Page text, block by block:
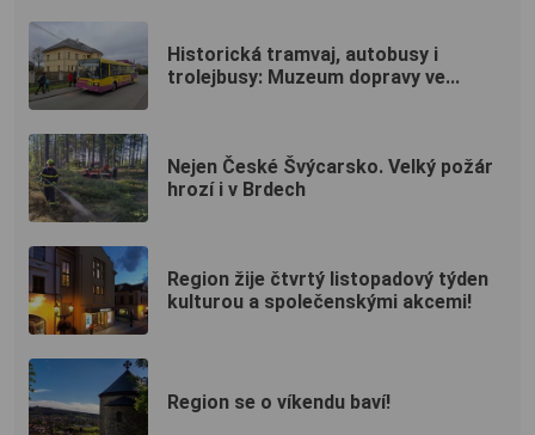
Historická tramvaj, autobusy i
trolejbusy: Muzeum dopravy ve...
Nejen České Švýcarsko. Velký požár
hrozí i v Brdech
Region žije čtvrtý listopadový týden
kulturou a společenskými akcemi!
Region se o víkendu baví!